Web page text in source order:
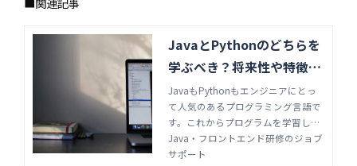
JavaとPythonのどちらを
学ぶべき？将来性や特徴か
ら考える | Java・フロント
エンド研修のジョブサポー
ト
JavaもPythonもエンジニアにとっ
て人気のあるプログラミング言語で
す。これからプログラムを学習しよ
うと思う場合、どちらの言語を学ぶ
べきでしょうか。比較するために、
Java・フロントエンド研修のジョブ
サポート